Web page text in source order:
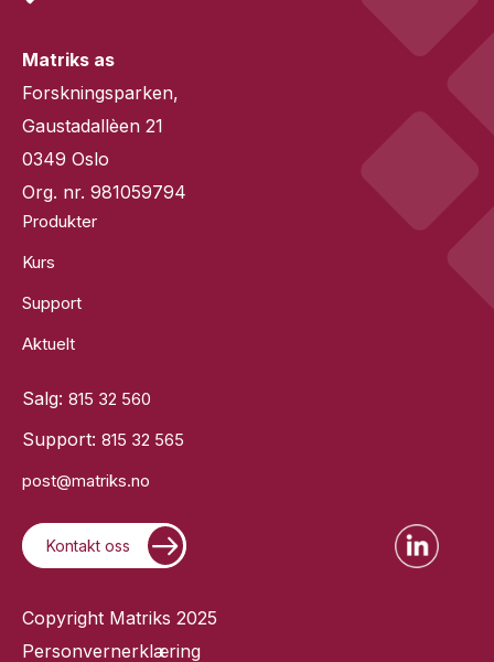
Matriks as
Forskningsparken,
Gaustadallèen 21
0349 Oslo
Org. nr. 981059794
Produkter
Kurs
Support
Aktuelt
Salg: 815 32 560
Support: 815 32 565
post@matriks.no
Kontakt oss
Copyright Matriks 2025
Personvernerklæring